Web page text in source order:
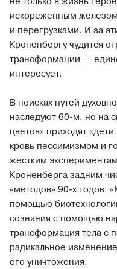
искореженным
и перегрузками. И за
Кроненбергу чудится
трансформации —
интересует.
В поисках путей
наследуют 60-м, но на
цветов» приходят
кровь пессимизмом и
жестким
Кроненберга задним
«методов» 90-х годов:
помощью
сознания с помощью
трансформация тела
радикальное
его уничтожения.